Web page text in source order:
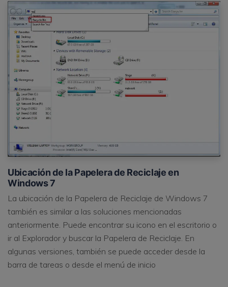
Ubicación de la Papelera de Reciclaje en
Windows 7
La ubicación de la Papelera de Reciclaje de Windows 7
también es similar a las soluciones mencionadas
anteriormente. Puede encontrar su icono en el escritorio o
ir al Explorador y buscar la Papelera de Reciclaje. En
algunas versiones, también se puede acceder desde la
barra de tareas o desde el menú de inicio